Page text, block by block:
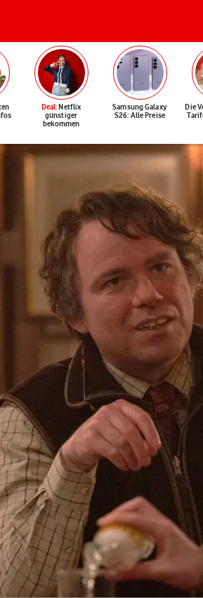
Deal: Netflix
günstiger
bekommen
Samsung Galaxy
S26: Alle Preise
Die